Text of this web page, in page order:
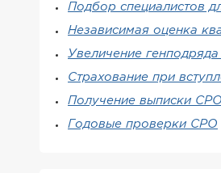
Подбор специалистов
Независимая оценка
Увеличение
Страхование при
Получение выписки СРО
Годовые проверки СРО